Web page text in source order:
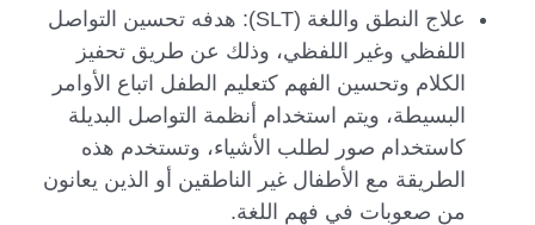
علاج النطق واللغة (SLT): هدفه تحسين التواصل
اللفظي وغير اللفظي، وذلك عن طريق تحفيز
الكلام وتحسين الفهم كتعليم الطفل اتباع الأوامر
البسيطة، ويتم استخدام أنظمة التواصل البديلة
كاستخدام صور لطلب الأشياء، وتستخدم هذه
الطريقة مع الأطفال غير الناطقين أو الذين يعانون
من صعوبات في فهم اللغة.